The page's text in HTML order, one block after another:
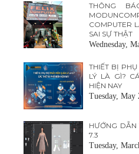
THÔNG
COMPUTER
SAI SỰ THẬT
Wednesday,
THIẾT BỊ
LÝ LÀ GÌ?
HIỆN NAY
Tuesday, May
HƯỚNG DẪN
7.3
Tuesday,